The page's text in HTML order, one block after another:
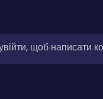
щоб написати